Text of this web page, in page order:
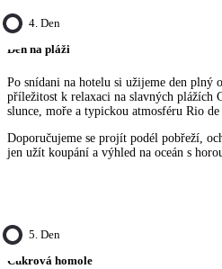
4. Den
Den na pláži
Po snídani na hotelu si užijeme den plný
příležitost k relaxaci na slavných plážích
slunce, moře a typickou atmosféru Rio de
Doporučujeme se projít podél pobřeží,
jen užít koupání a výhled na oceán s
5. Den
Cukrová homole